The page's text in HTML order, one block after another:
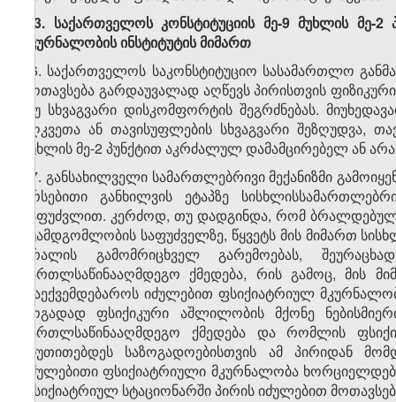
1.3. საქართველოს კონსტიტუციის მე-9 მუხლის მე-2
მკურნალობის ინსტიტუტის მიმართ
16. საქართველოს საკონსტიტუციო სასამართლო
მოთავსება გარდაუვალად აღწევს პირისთვის
თუ სხვაგვარი დისკომფორტის შეგრძნებას.
აღკვეთა ან თავისუფლების სხვაგვარი შეზღუდვა,
მუხლის მე-2 პუნქტით აკრძალულ დამამცირებელ ან
17. განსახილველი სამართლებრივი მექანიზმი
არსებითი განხილვის ეტაპზე
საფუძვლით. კერძოდ, თუ დადგინდა, რომ
შუამდგომლობის საფუძველზე, წყვეტს მის მიმართ
ბრალის გამომრიცხველ გარემოებას,
მართლსაწინააღმდეგო ქმედება, რის გამოც, მის
დაექვემდებაროს იძულებით ფსიქიატრიულ
ზოგადად ფსიქიკური აშლილობის მქონე
მართლსაწინააღმდეგო ქმედება და რომლის
მიუთითებდეს საზოგადოებისთვის ამ პირიდან
იძულებითი ფსიქიატრიული მკურნალობა
ფსიქიატრიულ სტაციონარში პირის იძულებით